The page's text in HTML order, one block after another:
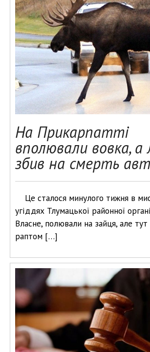
На Прикарпатті
вполювали вовка, а
збив на смерть
Це сталося минулого тижня в
угіддях Тлумацької районної
Власне, полювали на зайця, але
раптом […]